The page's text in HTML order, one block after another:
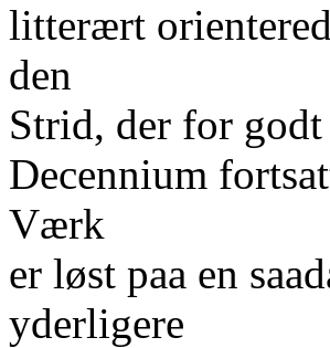
litterært
den
Strid, der for
Decennium
Værk
er løst paa en
yderligere